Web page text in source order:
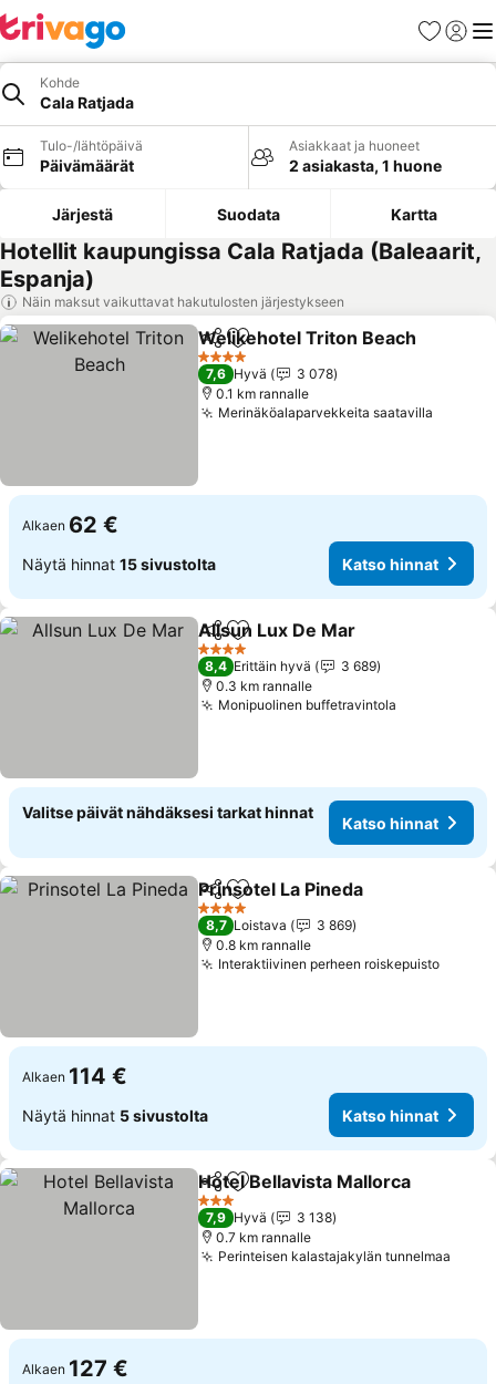
Suosikit
Kohde
Cala Ratjada
Tulo-/lähtöpäivä
Päivämäärät
Asiakkaat ja huoneet
2 asiakasta, 1 huone
Järjestä Suodata Kartta
Hotellit kaupungissa Cala Ratjada (Baleaarit,
Espanja)
Näin maksut vaikuttavat hakutulosten järjestykseen
Jaa Lisää suosikkeihin
Welikehotel Triton Beach
4 Tähtiluokitus
7,6 Hyvä
3 078
0.1 km rannalle
Merinäköalaparvekkeita saatavilla
Alkaen 62 €
Näytä hinnat 15 sivustolta Katso hinnat
Jaa Lisää suosikkeihin
Allsun Lux De Mar
4 Tähtiluokitus
8,4 Erittäin hyvä
3 689
0.3 km rannalle
Monipuolinen buffetravintola
Valitse päivät nähdäksesi tarkat hinnat
Katso hinnat
Jaa Lisää suosikkeihin
Prinsotel La Pineda
4 Tähtiluokitus
8,7 Loistava
3 869
0.8 km rannalle
Interaktiivinen perheen roiskepuisto
Alkaen 114 €
Näytä hinnat 5 sivustolta Katso hinnat
Jaa Lisää suosikkeihin
Hotel Bellavista Mallorca
3 Tähtiluokitus
7,9 Hyvä
3 138
0.7 km rannalle
Perinteisen kalastajakylän tunnelmaa
Alkaen 127 €